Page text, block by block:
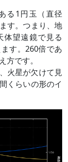
る1円玉（直径
す。つまり、地
体望遠鏡で見る
す。260倍であ
です。
火星が欠けて見
くらいの形のイ